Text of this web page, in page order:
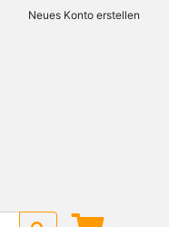
Neues Konto erstellen